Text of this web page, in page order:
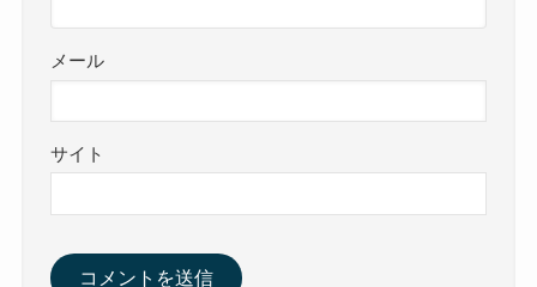
メール
サイト